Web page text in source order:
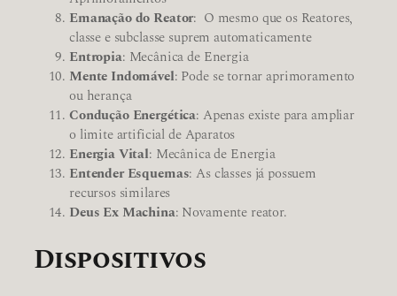
Emanação do Reator: O mesmo que os Reatores,
classe e subclasse suprem automaticamente
Entropia: Mecânica de Energia
Mente Indomável: Pode se tornar aprimoramento
ou herança
Condução Energética: Apenas existe para ampliar
o limite artificial de Aparatos
Energia Vital: Mecânica de Energia
Entender Esquemas: As classes já possuem
recursos similares
Deus Ex Machina: Novamente reator.
Dispositivos